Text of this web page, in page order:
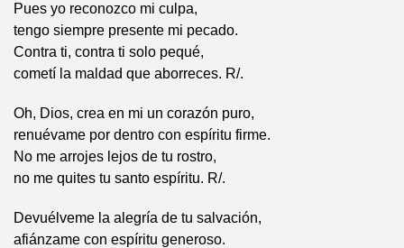
Pues yo reconozco mi culpa,
tengo siempre presente mi pecado.
Contra ti, contra ti solo pequé,
cometí la maldad que aborreces. R/.
Oh, Dios, crea en mi un corazón puro,
renuévame por dentro con espíritu firme.
No me arrojes lejos de tu rostro,
no me quites tu santo espíritu. R/.
Devuélveme la alegría de tu salvación,
afiánzame con espíritu generoso.